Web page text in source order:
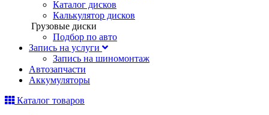
Каталог дисков
Калькулятор дисков
Грузовые диски
Подбор по авто
Запись на услуги
Запись на шиномонтаж
Автозапчасти
Аккумуляторы
Каталог товаров